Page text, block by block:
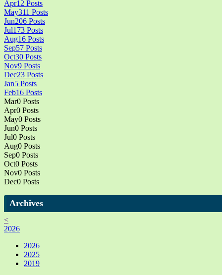
Apr12 Posts
May311 Posts
Jun206 Posts
Jul173 Posts
Aug16 Posts
Sep57 Posts
Oct30 Posts
Nov9 Posts
Dec23 Posts
Jan5 Posts
Feb16 Posts
Mar0 Posts
Apr0 Posts
May0 Posts
Jun0 Posts
Jul0 Posts
Aug0 Posts
Sep0 Posts
Oct0 Posts
Nov0 Posts
Dec0 Posts
Archives
<
2026
2026
2025
2019